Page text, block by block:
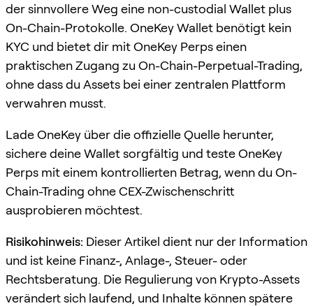
der sinnvollere Weg eine non-custodial Wallet plus
On-Chain-Protokolle. OneKey Wallet benötigt kein
KYC und bietet dir mit OneKey Perps einen
praktischen Zugang zu On-Chain-Perpetual-Trading,
ohne dass du Assets bei einer zentralen Plattform
verwahren musst.
Lade OneKey über die offizielle Quelle herunter,
sichere deine Wallet sorgfältig und teste OneKey
Perps mit einem kontrollierten Betrag, wenn du On-
Chain-Trading ohne CEX-Zwischenschritt
ausprobieren möchtest.
Risikohinweis: Dieser Artikel dient nur der Information
und ist keine Finanz-, Anlage-, Steuer- oder
Rechtsberatung. Die Regulierung von Krypto-Assets
verändert sich laufend, und Inhalte können spätere